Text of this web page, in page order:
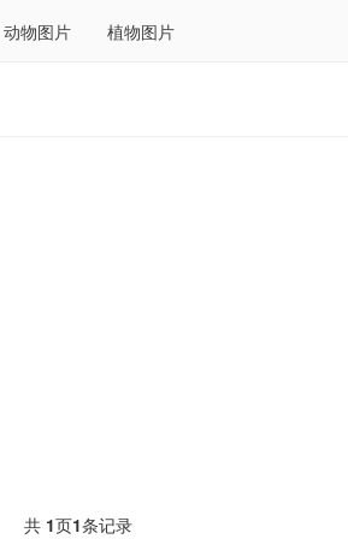
动物图片 植物图片
共 1页1条记录